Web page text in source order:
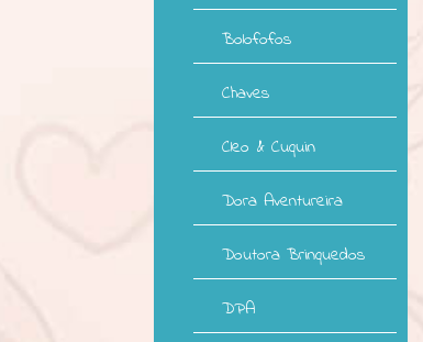
Bolofofos
Chaves
Cleo & Cuquin
Dora Aventureira
Doutora Brinquedos
DPA